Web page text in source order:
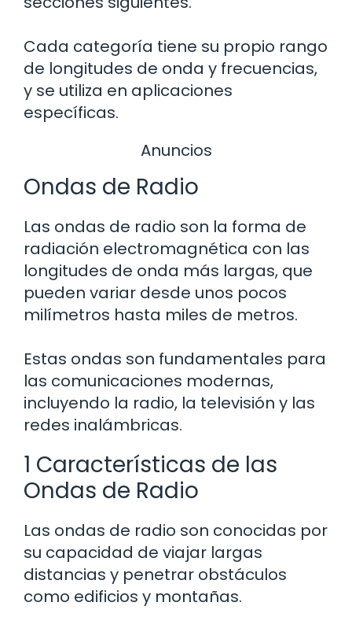
Cada categoría tiene su propio rango
de longitudes de onda y frecuencias,
y se utiliza en aplicaciones
específicas.
Anuncios
Ondas de Radio
Las ondas de radio son la forma de
radiación electromagnética con las
longitudes de onda más largas, que
pueden variar desde unos pocos
milímetros hasta miles de metros.
Estas ondas son fundamentales para
las comunicaciones modernas,
incluyendo la radio, la televisión y las
redes inalámbricas.
1 Características de las
Ondas de Radio
Las ondas de radio son conocidas por
su capacidad de viajar largas
distancias y penetrar obstáculos
como edificios y montañas.